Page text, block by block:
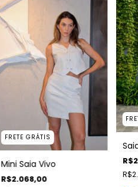
FRETE GRÁTIS
Mini Saia Vivo
R$2.068,00